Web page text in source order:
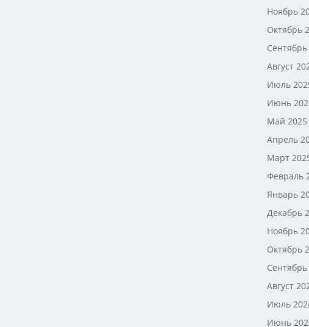
Ноябрь
Октябрь
Сентябрь
Август
Июль
Июнь
Май 2025
Апрель
Март
Февраль
Январь
Декабрь
Ноябрь
Октябрь
Август
Июль
Июнь